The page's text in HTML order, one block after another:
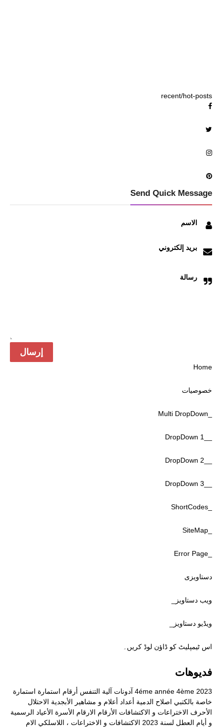
recent/hot-posts
Send Quick Message
الاسم
بريد إلكتروني
رسالة
Home
خصوصیات
دستاویزی
ویب دستاویز_
ویڈیو دستاویز_
اس ٹیمپلیٹ کو ڈاؤن لوڈ کریں۔
فديوهات
2023
4ème
4éme année آدونات آلية التنفس أرقام استمارة استمارة
خاصة بالكتبي اصلاح الدمية أعداد أعلام و مشاهير الأبجدية الاحتلال
الأحرف الاختراعات و الاكتشافات الأرقام الارقام الأسرة الأعياد الرسمية
و أيام العطل لسنة 2023
الاكتشافات و الاختراعات ، اللاسلكي الام